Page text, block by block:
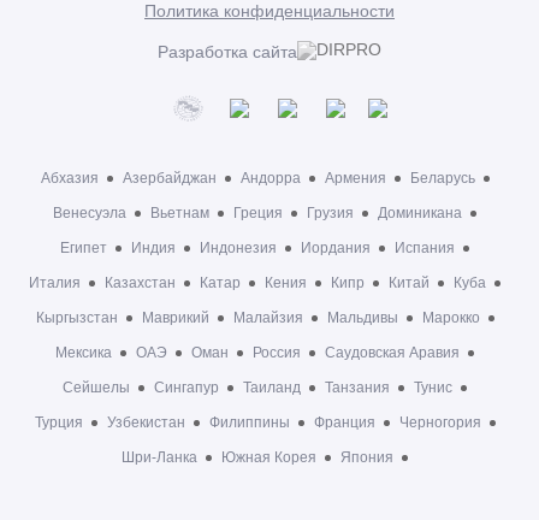
Политика конфиденциальности
Разработка сайта
Абхазия Азербайджан Андорра Армения Беларусь
Венесуэла Вьетнам Греция Грузия Доминикана
Египет Индия Индонезия Иордания Испания
Италия Казахстан Катар Кения Кипр Китай Куба
Кыргызстан Маврикий Малайзия Мальдивы Марокко
Мексика ОАЭ Оман Россия Саудовская Аравия
Сейшелы Сингапур Таиланд Танзания Тунис
Турция Узбекистан Филиппины Франция Черногория
Шри-Ланка Южная Корея Япония